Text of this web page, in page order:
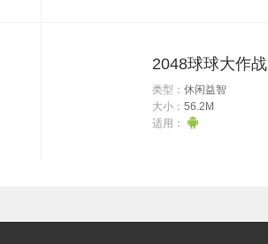
2048球球大作战
类型： 休闲益智
大小： 56.2M
适用：